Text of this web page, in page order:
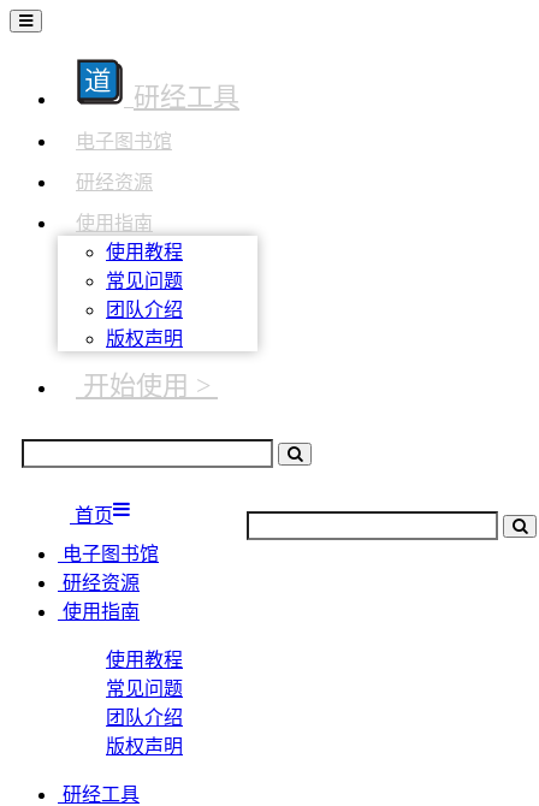
研经工具
电子图书馆
研经资源
使用指南
使用教程
常见问题
团队介绍
版权声明
开始使用 >
首页
电子图书馆
研经资源
使用指南
使用教程
常见问题
团队介绍
版权声明
研经工具